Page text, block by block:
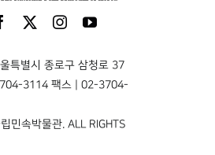
특별시 종로구 삼청로 37
3114 팩스 | 02-3704-
민속박물관. ALL RIGHTS